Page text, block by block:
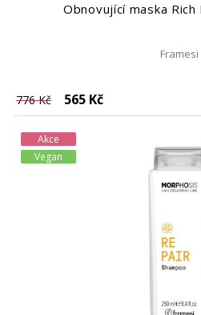
Obnovující maska
Framesi
776 Kč 565 Kč
Akce
Vegan